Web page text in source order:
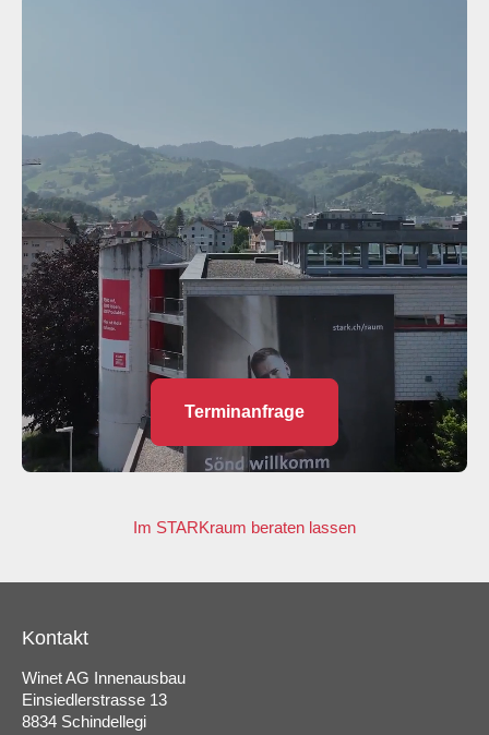
Terminanfrage
Im STARKraum beraten lassen
Kontakt
Winet AG Innenausbau
Einsiedlerstrasse 13
8834 Schindellegi